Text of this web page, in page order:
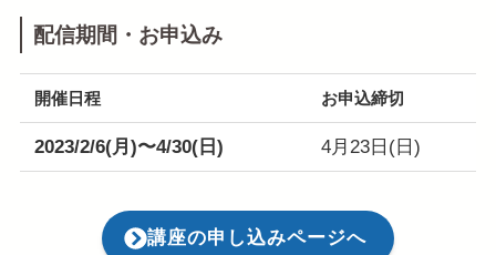
配信期間・お申込み
開催日程 お申込締切
2023/2/6(月)〜4/30(日) 4月23日(日)
講座の申し込みページへ